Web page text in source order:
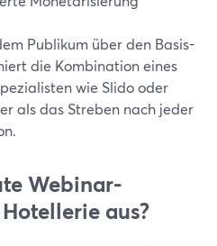
Publikum über den Basis-
die Kombination eines
wie Slido oder
als das Streben nach jeder
Webinar-
aus?